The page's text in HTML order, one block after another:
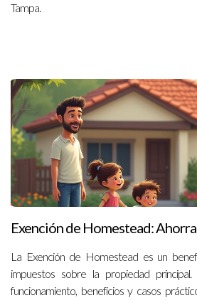
Tampa.
Exención de Homestead:
La Exención de Homestead es un
impuestos sobre la propiedad
funcionamiento, beneficios y casos